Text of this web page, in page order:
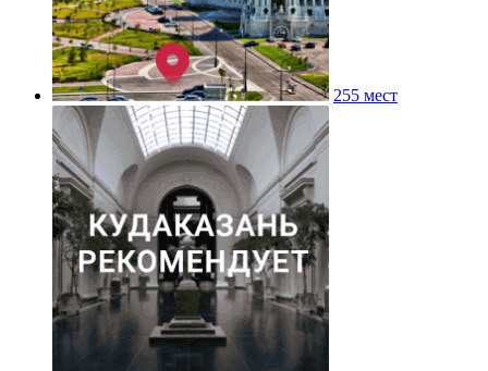
255 мест